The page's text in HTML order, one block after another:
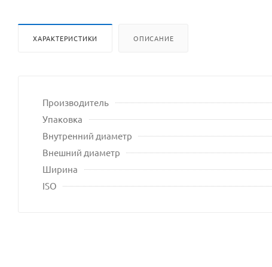
сайта
ХАРАКТЕРИСТИКИ ОПИСАНИЕ
Производитель
Упаковка
Внутренний диаметр
Внешний диаметр
Ширина
ISO